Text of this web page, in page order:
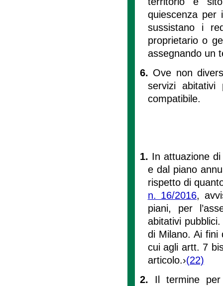
quiescenza per
sussistano i
proprietario o
assegnando un
6. Ove non
servizi
compatibile.
1. In attuazione
e dal piano
rispetto di
n. 16/2016,
piani, per
abitativi
di Milano. Ai fini
cui agli artt. 7
articolo.›(22)
2. Il termine per